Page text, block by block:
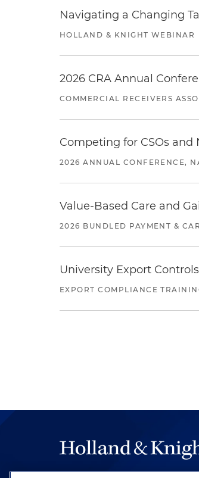
Navigating a Changing
HOLLAND & KNIGHT WEBINAR
2026 CRA Annual
COMMERCIAL RECEIVERS
Competing for CSOs and
2026 ANNUAL CONFERENCE,
Value-Based Care and
2026 BUNDLED PAYMENT &
University Export
EXPORT COMPLIANCE